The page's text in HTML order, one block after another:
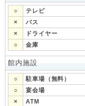
○ テレビ
×
バス
×
ドライヤー
○
金庫
館内施設
○ 駐車場（無料）
○
宴会場
×
ATM